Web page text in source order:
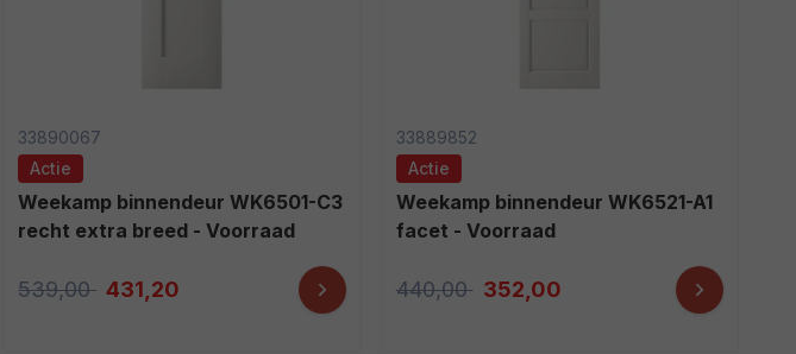
33890067
Actie
Weekamp binnendeur WK6501-C3
recht extra breed - Voorraad
539,00 431,20
33889852
Actie
Weekamp binnendeur WK6521-A1
facet - Voorraad
440,00 352,00